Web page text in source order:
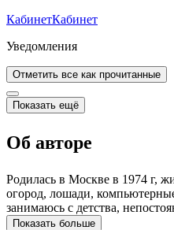
КабинетКабинет
Уведомления
Отметить все как прочитанные
Показать ещё
Об авторе
Родилась в Москве в 1974 г,
огород, лошади,
занимаюсь с детства,
Показать больше